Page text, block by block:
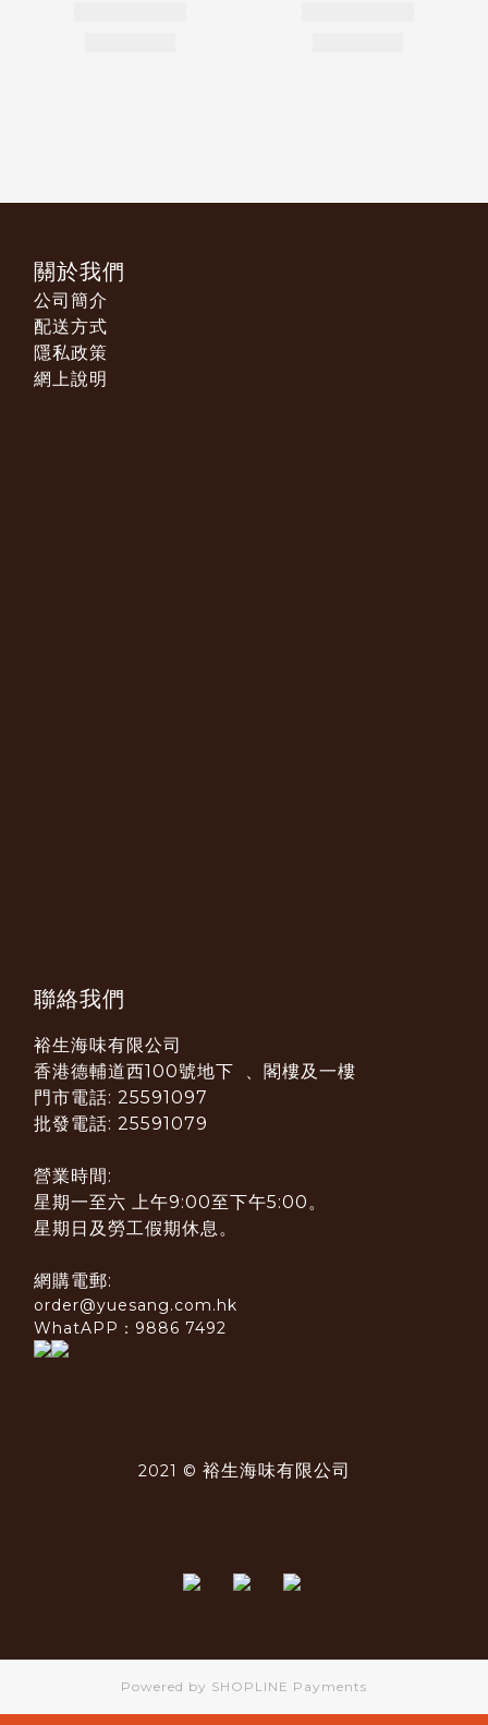
關於我們
公司簡介
配送方式
隱私政策
網上說明
聯絡我們
裕生海味有限公司
香港德輔道西100號地下 、閣樓及一樓
門市電話: 25591097
批發電話: 25591079
營業時間:
星期一至六 上午9:00至下午5:00。
星期日及勞工假期休息。
網購電郵:
order@yuesang.com.hk
WhatAPP：9886 7492
2021 © 裕生海味有限公司
Powered by SHOPLINE Payments